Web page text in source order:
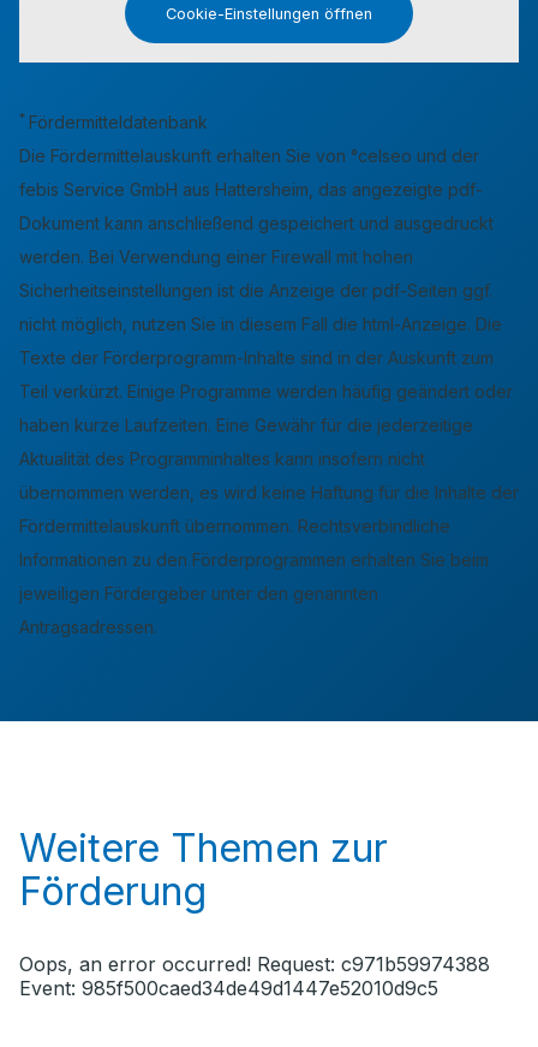
Cookie-Einstellungen öffnen
* Fördermitteldatenbank
Die Fördermittelauskunft erhalten Sie von °celseo und der
febis Service GmbH aus Hattersheim, das angezeigte pdf-
Dokument kann anschließend gespeichert und ausgedruckt
werden. Bei Verwendung einer Firewall mit hohen
Sicherheitseinstellungen ist die Anzeige der pdf-Seiten ggf.
nicht möglich, nutzen Sie in diesem Fall die html-Anzeige. Die
Texte der Förderprogramm-Inhalte sind in der Auskunft zum
Teil verkürzt. Einige Programme werden häufig geändert oder
haben kurze Laufzeiten. Eine Gewähr für die jederzeitige
Aktualität des Programminhaltes kann insofern nicht
übernommen werden, es wird keine Haftung für die Inhalte der
Fördermittelauskunft übernommen. Rechtsverbindliche
Informationen zu den Förderprogrammen erhalten Sie beim
jeweiligen Fördergeber unter den genannten
Antragsadressen.
Weitere Themen zur
Förderung
Oops, an error occurred! Request: c971b59974388
Event: 985f500caed34de49d1447e52010d9c5